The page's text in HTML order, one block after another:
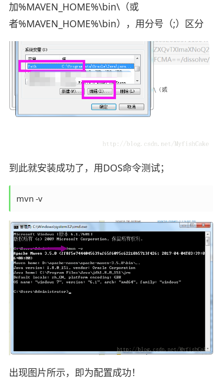
加%MAVEN_HOME%\bin\（或
者%MAVEN_HOME%\bin），用分号（;）区分
到此就安装成功了，用DOS命令测试；
mvn -v
出现图片所示，即为配置成功！